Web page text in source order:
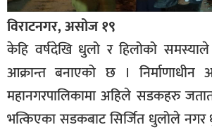
विराटनगर, असोज १९
केहि वर्षदेखि धुलो र हिलोको समस्याले
आक्रान्त बनाएको छ । निर्माणाधीन
महानगरपालिकामा अहिले सडकहरु
भत्किएका सडकबाट सिर्जित धुलोले नगर